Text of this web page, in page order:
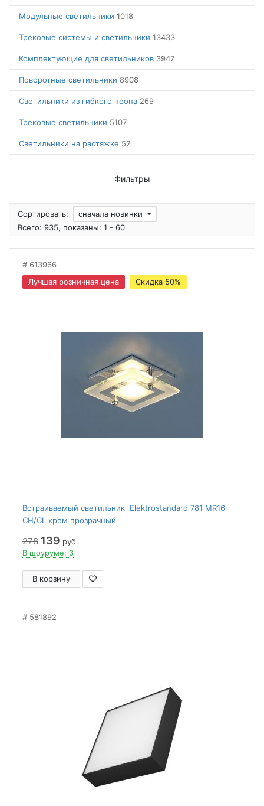
Модульные светильники 1018
Трековые системы и светильники 13433
Комплектующие для светильников 3947
Поворотные светильники 8908
Светильники из гибкого неона 269
Трековые светильники 5107
Светильники на растяжке 52
Фильтры
Сортировать:
сначала новинки
Всего: 935, показаны: 1 - 60
613966
Лучшая розничная цена
Скидка 50%
Встраиваемый светильник Elektrostandard 781 MR16
CH/CL хром прозрачный
278 139 руб.
В шоуруме: 3
В корзину
581892